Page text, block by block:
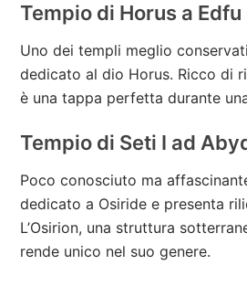
Tempio di Horus a Edfu
Uno dei templi meglio
dedicato al dio Horus. Ricco di
è una tappa perfetta durante
Tempio di Seti I ad
Poco conosciuto ma
dedicato a Osiride e presenta
L’Osirion, una struttura
rende unico nel suo genere.